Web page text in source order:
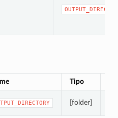
Tipo
[folder]